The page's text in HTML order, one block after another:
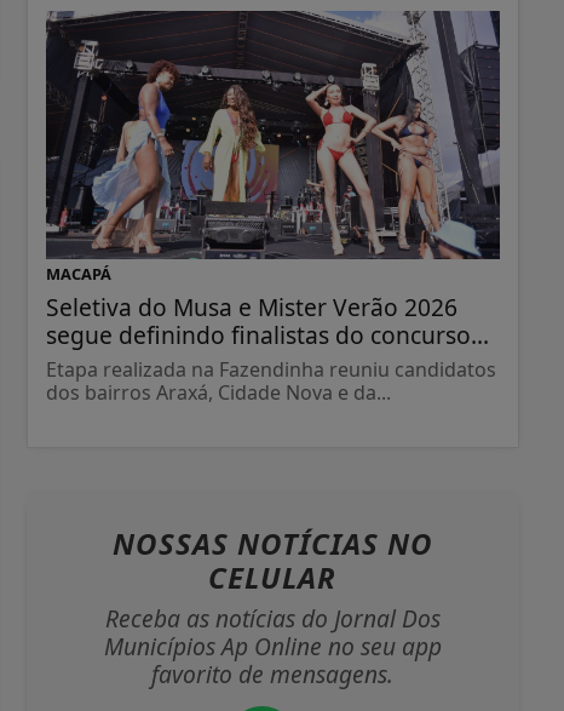
MACAPÁ
Seletiva do Musa e Mister Verão 2026
segue definindo finalistas do concurso...
Etapa realizada na Fazendinha reuniu candidatos
dos bairros Araxá, Cidade Nova e da...
NOSSAS NOTÍCIAS NO
CELULAR
Receba as notícias do Jornal Dos
Municípios Ap Online no seu app
favorito de mensagens.